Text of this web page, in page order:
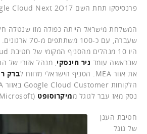
פרנסיסקו תחת השם Google Cloud Next 2O17.
המשלחת מישראל הייתה כפולה מזו שנטלה
שעברה, עם כ-
שבראשה עומד ניר חינסקי, מנהל אזורי של
את אזור MEA. הסניף הישראלי מדווח ל
ברק
נסק מאז עבר לגוגל ממיקרוסופט (Microsoft) לפני כארבע שנים.
חטיבת הענן
של גוגל